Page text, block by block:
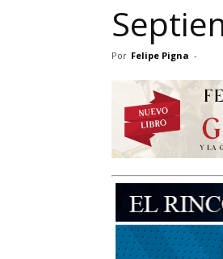
Por Felipe Pigna -